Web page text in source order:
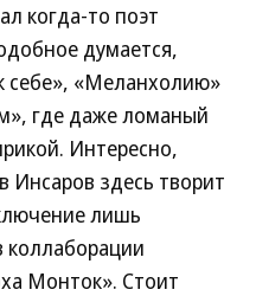
когда-то поэт
думается,
себе», «Меланхолию»
где даже ломаный
Интересно,
здесь творит
лишь
коллаборации
Монток». Стоит